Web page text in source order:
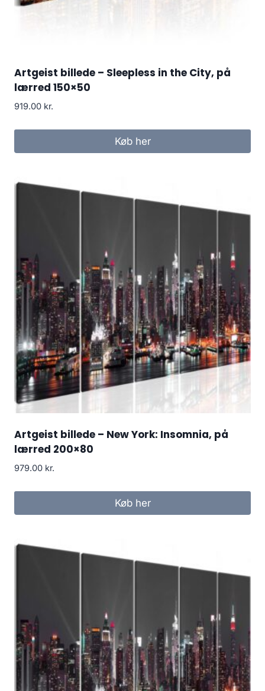
Artgeist billede – Sleepless in the City, på
lærred 150×50
919.00 kr.
Køb her
Artgeist billede – New York: Insomnia, på
lærred 200×80
979.00 kr.
Køb her